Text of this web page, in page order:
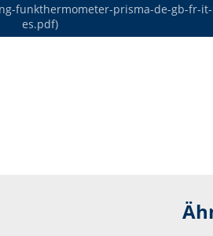
funkthermometer-prisma-de-gb-fr-
es.pdf)